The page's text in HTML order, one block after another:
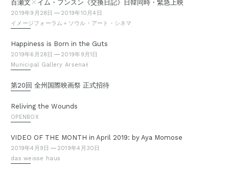
百瀬文 イム・フンスン《交換日記》日韓同時・緊急上映
2019年9月28日
2019年10月4日
イメージフォーラム＋ソウル・アート・シネマ
Happiness is Born in the Guts
2019年6月28日
2019年9月1日
Municipal Gallery Arsenał
第20回 全州国際映画祭 正式招待
Reliving the Wounds
OPENBOX
VIDEO OF THE MONTH in April 2019: by Aya Momose
2019年4月9日
2019年4月30日
das weisse haus